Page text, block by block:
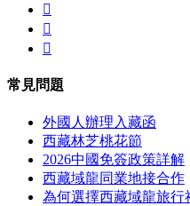



常見問題
外國人辦理入藏函
西藏林芝桃花節
2026中國免簽政策詳解
西藏域龍同業地接合作
為何選擇西藏域龍旅行